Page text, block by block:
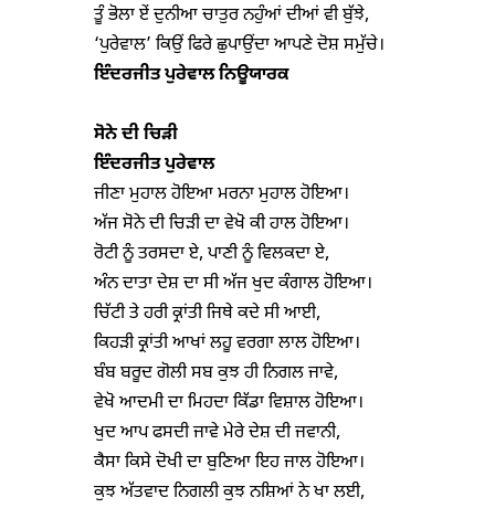
ਤੂੰ ਭੋਲਾ ਏਂ ਦੁਨੀਆ ਚਾਤੁਰ ਨਹੁੰਆਂ ਦੀਆਂ ਵੀ ਬੁੱਝੇ,
ਇੰਦਰਜੀਤ ਪੁਰੇਵਾਲ ਨਿਊਯਾਰਕ
ਸੋਨੇ ਦੀ ਚਿੜੀ
ਇੰਦਰਜੀਤ ਪੁਰੇਵਾਲ
ਜੀਣਾ ਮੁਹਾਲ ਹੋਇਆ ਮਰਨਾ ਮੁਹਾਲ ਹੋਇਆ।
ਅੱਜ ਸੋਨੇ ਦੀ ਚਿੜੀ ਦਾ ਵੇਖੋ ਕੀ ਹਾਲ ਹੋਇਆ।
ਰੋਟੀ ਨੂੰ ਤਰਸਦਾ ਏ, ਪਾਣੀ ਨੂੰ ਵਿਲਕਦਾ ਏ,
ਅੰਨ ਦਾਤਾ ਦੇਸ਼ ਦਾ ਸੀ ਅੱਜ ਖੁਦ ਕੰਗਾਲ ਹੋਇਆ।
ਚਿੱਟੀ ਤੇ ਹਰੀ ਕ੍ਰਾਂਤੀ ਜਿਥੇ ਕਦੇ ਸੀ ਆਈ,
ਕਿਹੜੀ ਕ੍ਰਾਂਤੀ ਆਖਾਂ ਲਹੂ ਵਰਗਾ ਲਾਲ ਹੋਇਆ।
ਬੰਬ ਬਰੂਦ ਗੋਲੀ ਸਬ ਕੁਝ ਹੀ ਨਿਗਲ ਜਾਵੇ,
ਵੇਖੋ ਆਦਮੀ ਦਾ ਮਿਹਦਾ ਕਿੱਡਾ ਵਿਸ਼ਾਲ ਹੋਇਆ।
ਖੁਦ ਆਪ ਫਸਦੀ ਜਾਵੇ ਮੇਰੇ ਦੇਸ਼ ਦੀ ਜਵਾਨੀ,
ਕੈਸਾ ਕਿਸੇ ਦੋਖੀ ਦਾ ਬੁਣਿਆ ਇਹ ਜਾਲ ਹੋਇਆ।
ਕੁਝ ਅੱਤਵਾਦ ਨਿਗਲੀ ਕੁਝ ਨਸ਼ਿਆਂ ਨੇ ਖਾ ਲਈ,